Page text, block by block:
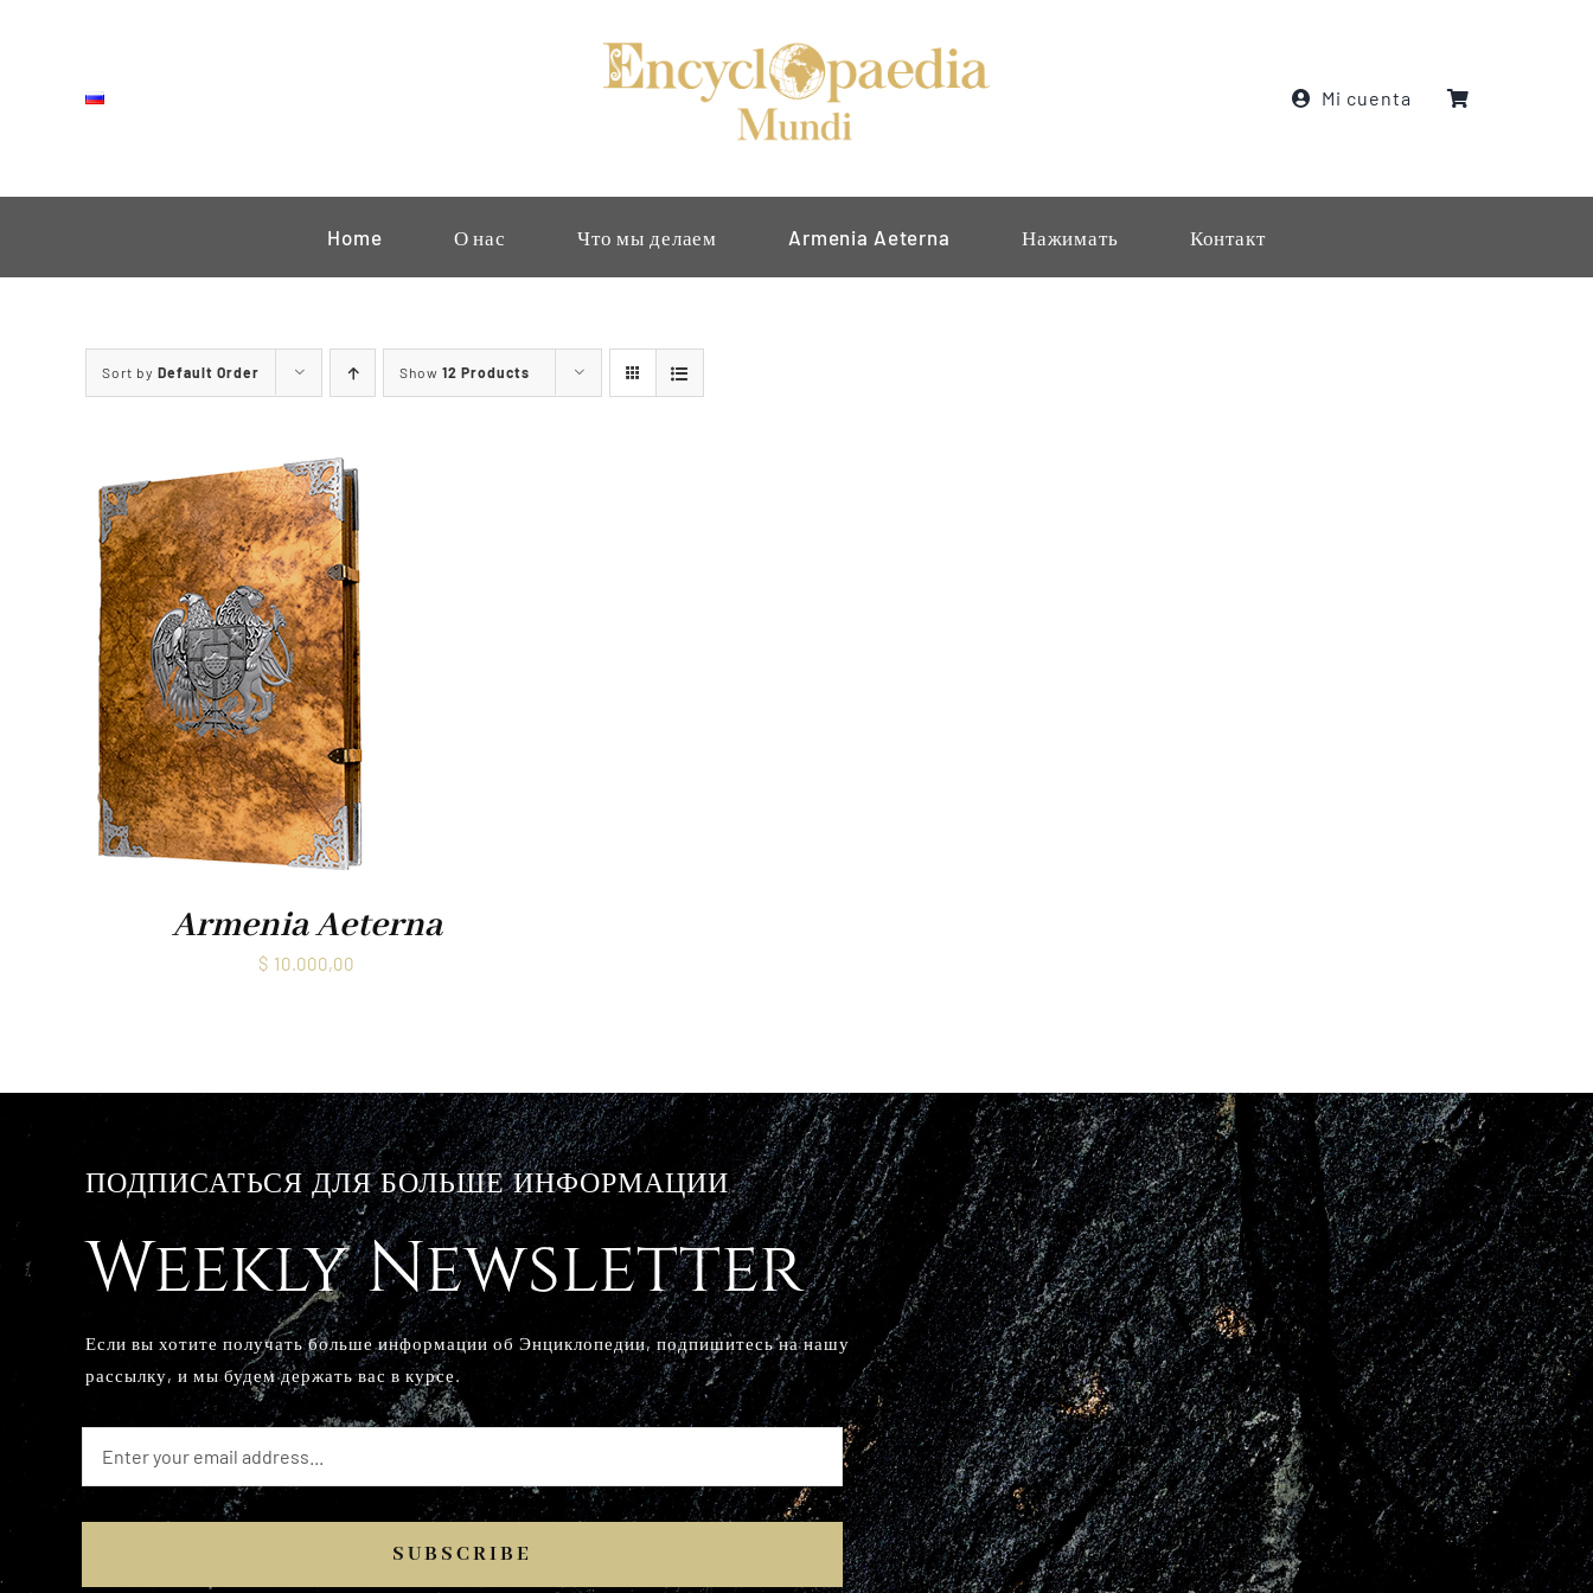
Mi cuenta
Home О нас Что мы делаем Armenia Aeterna Нажимать Контакт
Sort by Default Order Show 12 Products
Armenia Aeterna
$ 10.000,00
ПОДПИСАТЬСЯ ДЛЯ БОЛЬШЕ ИНФОРМАЦИИ
Weekly Newsletter
Если вы хотите получать больше информации об Энциклопедии, подпишитесь на нашу
рассылку, и мы будем держать вас в курсе.
SUBSCRIBE